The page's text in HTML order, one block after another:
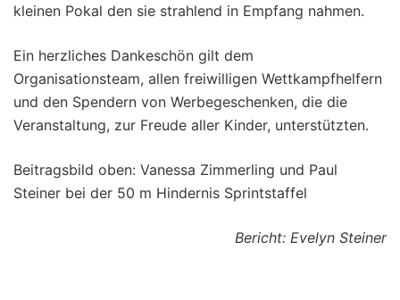
kleinen Pokal den sie strahlend in Empfang nahmen.
Ein herzliches Dankeschön gilt dem
Organisationsteam, allen freiwilligen Wettkampfhelfern
und den Spendern von Werbegeschenken, die die
Veranstaltung, zur Freude aller Kinder, unterstützten.
Beitragsbild oben: Vanessa Zimmerling und Paul
Steiner bei der 50 m Hindernis Sprintstaffel
Bericht: Evelyn Steiner